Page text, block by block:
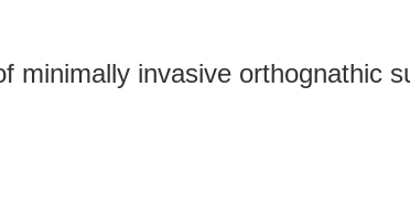
minimally invasive orthognathic